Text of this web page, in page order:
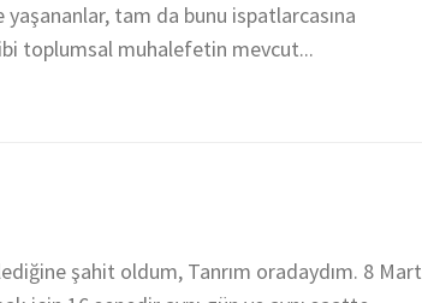
tam da bunu ispatlarcasına
toplumsal muhalefetin mevcut...
şahit oldum, Tanrım oradaydım. 8 Mart